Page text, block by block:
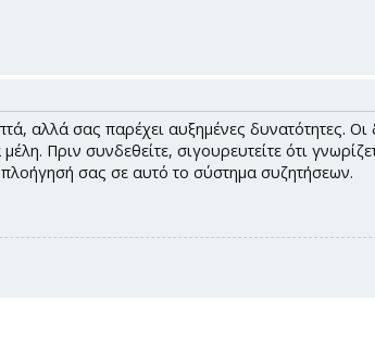
αλλά σας παρέχει αυξημένες δυνατότητες. Οι
Πριν συνδεθείτε, σιγουρευτείτε ότι
πλοήγησή σας σε αυτό το σύστημα συζητήσεων.